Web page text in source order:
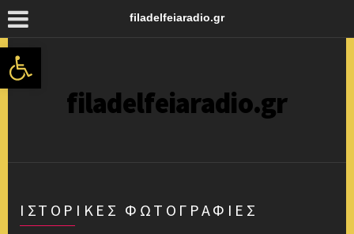
Ανοίξτε τη γραμμή εργαλείων
filadelfeiaradio.gr
filadelfeiaradio.gr
ΙΣΤΟΡΙΚΕΣ ΦΩΤΟΓΡΑΦΙΕΣ